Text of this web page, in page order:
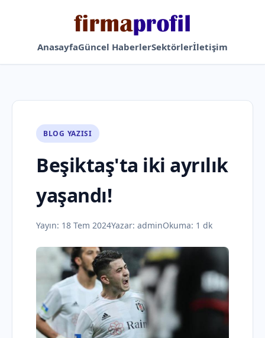
AnasayfaGüncel HaberlerSektörlerİletişim
BLOG YAZISI
Beşiktaş'ta iki ayrılık
yaşandı!
Yayın: 18 Tem 2024Yazar: adminOkuma: 1 dk